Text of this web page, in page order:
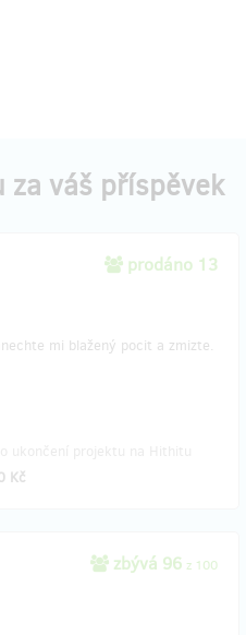
za váš příspěvek
prodáno 13
mi blažený pocit a zmizte.
Kč
zbývá 96 z 100